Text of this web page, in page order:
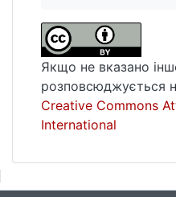
Якщо не вказано
розповсюджується
Creative Commons
International